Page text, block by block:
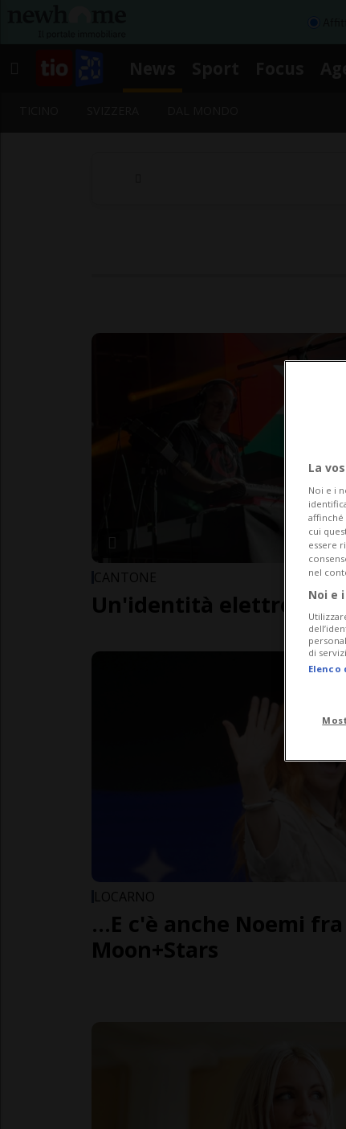
CANTONE
Un'identità elettronica
LOCARNO
...E c'è anche Noemi
Moon+Stars
La
Noi e i
affinché
cui
essere
nel
Noi e
di